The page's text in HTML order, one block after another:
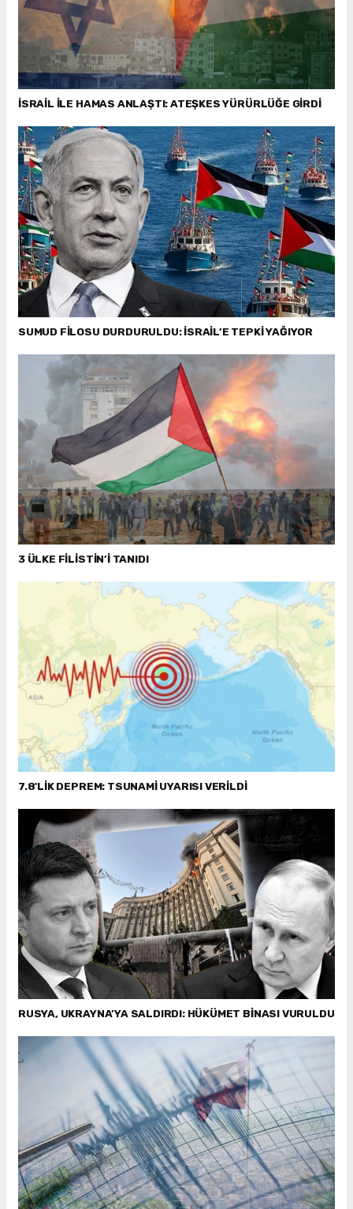
İSRAİL İLE HAMAS ANLAŞTI: ATEŞKES YÜRÜRLÜĞE GİRDİ
SUMUD FİLOSU DURDURULDU: İSRAİL’E TEPKİ YAĞIYOR
3 ÜLKE FİLİSTİN’İ TANIDI
7.8'LİK DEPREM: TSUNAMİ UYARISI VERİLDİ
RUSYA, UKRAYNA’YA SALDIRDI: HÜKÜMET BİNASI VURULDU